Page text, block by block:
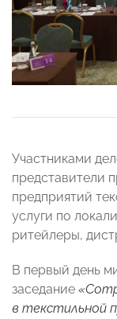
Участниками
представители
предприятий
услуги по
ритейлеры,
В первый день
заседание
в текстильной